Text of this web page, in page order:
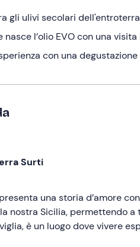
gli ulivi secolari
nasce l’olio EVO con una
con una
Surti
una storia d’amore
nostra Sicilia, permettendo
è un luogo dove vivere
deciso di condividerle con